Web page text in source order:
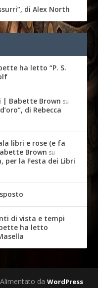
di Alex North
ha letto “P. S.
| Babette Brown su
di Rebecca
libri e rose (e fa
Brown su
per la Festa dei Libri
di vista e tempi
ha letto
da WordPress